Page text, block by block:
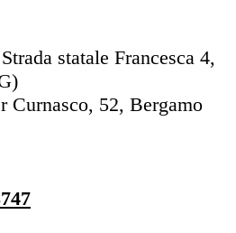
statale Francesca 4,
Curnasco, 52, Bergamo